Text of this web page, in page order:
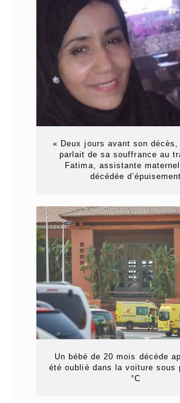
« Deux jours avant son
parlait de sa souffrance au
Fatima, assistante
décédée d’épuisement
Un bébé de 20 mois décède
été oublié dans la voiture sous
°C